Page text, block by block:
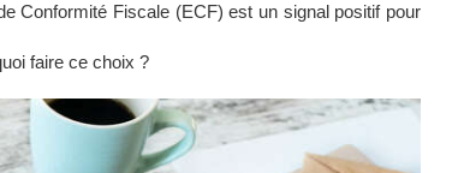
Conformité Fiscale (ECF) est un signal positif pour
faire ce choix ?